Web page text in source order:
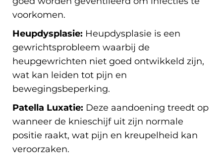
voorkomen.
Heupdysplasie: Heupdysplasie is een
gewrichtsprobleem waarbij de
heupgewrichten niet goed ontwikkeld zijn,
wat kan leiden tot pijn en
bewegingsbeperking.
Patella Luxatie: Deze aandoening treedt op
wanneer de knieschijf uit zijn normale
positie raakt, wat pijn en kreupelheid kan
veroorzaken.